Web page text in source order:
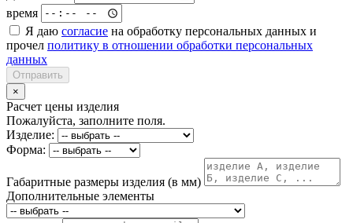
время
Я даю согласие на обработку персональных данных и
прочел политику в отношении обработки персональных
данных
Отправить
×
Расчет цены изделия
Пожалуйста, заполните поля.
Изделие:
Форма:
Габаритные размеры изделия (в мм)
Дополнительные элементы